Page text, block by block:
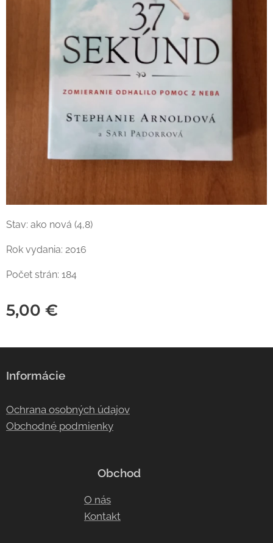
Stav: ako nová (4,8)
Rok vydania: 2016
Počet strán: 184
5,00 €
Informácie
Ochrana osobných údajov
Obchodné podmienky
Obchod
O nás
Kontakt